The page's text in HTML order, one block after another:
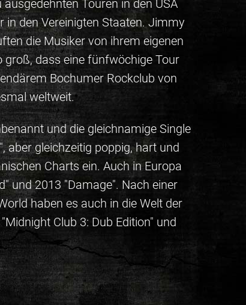
Touren in den USA
den Vereinigten Staaten. Jimmy
die Musiker von ihrem eigenen
groß, dass eine fünfwöchige Tour
Bochumer Rockclub von
weltweit.
und die gleichnamige Single
aber gleichzeitig poppig, hart und
Charts ein. Auch in Europa
und 2013 "Damage". Nach einer
haben es auch in die Welt der
Club 3: Dub Edition" und